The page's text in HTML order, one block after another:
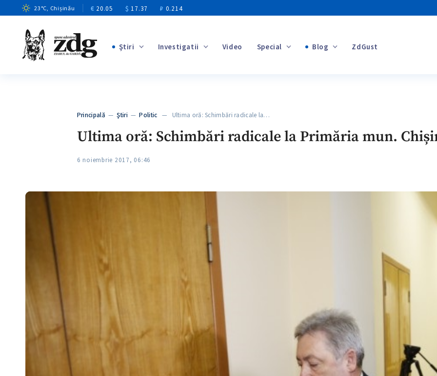
23 °C, Chișinău € 20.05 $ 17.37 ₽ 0.214
Ştiri Investigatii Video Special Blog ZdGust
Principală —Ştiri —Politic — Ultima oră: Schimbări radicale la…
Ultima oră: Schimbări radicale la Primăria mun.
6 noiembrie 2017, 06:46